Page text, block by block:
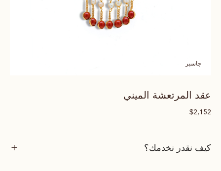
جاسبر
عقد المرتعشة الميني
$2,152
كيف نقدر نخدمك؟